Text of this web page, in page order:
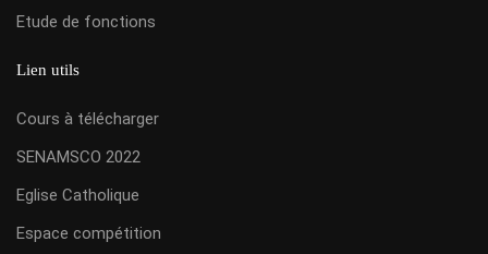
Etude de fonctions
Lien utils
Cours à télécharger
SENAMSCO 2022
Eglise Catholique
Espace compétition